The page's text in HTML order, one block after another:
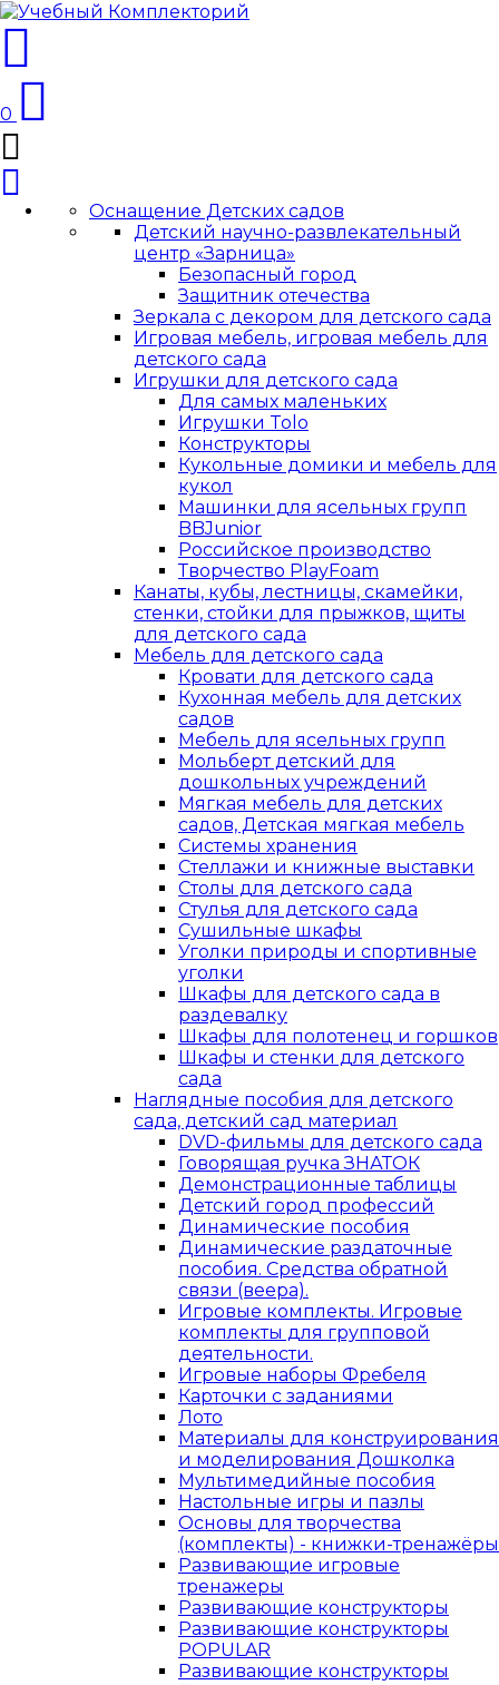
0
Оснащение Детских садов
Детский научно-развлекательный
центр «Зарница»
Безопасный город
Защитник отечества
Зеркала с декором для детского сада
Игровая мебель, игровая мебель для
детского сада
Игрушки для детского сада
Для самых маленьких
Игрушки Tolo
Конструкторы
Кукольные домики и мебель для
кукол
Машинки для ясельных групп
BBJunior
Российское производство
Творчество PlayFoam
Канаты, кубы, лестницы, скамейки,
стенки, стойки для прыжков, щиты
для детского сада
Мебель для детского сада
Кровати для детского сада
Кухонная мебель для детских
садов
Мебель для ясельных групп
Мольберт детский для
дошкольных учреждений
Мягкая мебель для детских
садов, Детская мягкая мебель
Системы хранения
Стеллажи и книжные выставки
Столы для детского сада
Стулья для детского сада
Сушильные шкафы
Уголки природы и спортивные
уголки
Шкафы для детского сада в
раздевалку
Шкафы для полотенец и горшков
Шкафы и стенки для детского
сада
Наглядные пособия для детского
сада, детский сад материал
DVD-фильмы для детского сада
Говорящая ручка ЗНАТОК
Демонстрационные таблицы
Детский город профессий
Динамические пособия
Динамические раздаточные
пособия. Средства обратной
связи (веера).
Игровые комплекты. Игровые
комплекты для групповой
деятельности.
Игровые наборы Фребеля
Карточки с заданиями
Лото
Материалы для конструирования
и моделирования Дошколка
Мультимедийные пособия
Настольные игры и пазлы
Основы для творчества
(комплекты) - книжки-тренажёры
Развивающие игровые
тренажеры
Развивающие конструкторы
Развивающие конструкторы
POPULAR
Развивающие конструкторы